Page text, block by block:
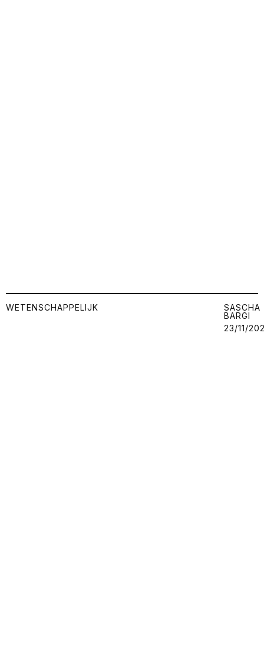
WETENSCHAPPELIJK
SASCHA
BARGI
23/11/